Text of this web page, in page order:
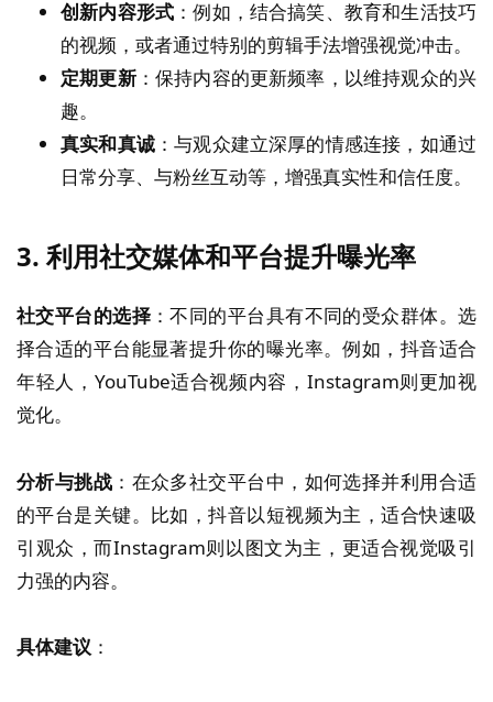
创新内容形式 ：例如，结合搞笑、教育和生活技巧
的视频，或者通过特别的剪辑手法增强视觉冲击。
定期更新：保持内容的更新频率，以维持观众的兴
趣。
真实和真诚：与观众建立深厚的情感连接，如通过
日常分享、与粉丝互动等，增强真实性和信任度。
3. 利用社交媒体和平台提升曝光率
社交平台的选择 ：不同的平台具有不同的受众群体。选
择合适的平台能显著提升你的曝光率。例如，抖音适合
年轻人，YouTube适合视频内容，Instagram则更加视
觉化。
分析与挑战 ：在众多社交平台中，如何选择并利用合适
的平台是关键。比如，抖音以短视频为主，适合快速吸
引观众，而Instagram则以图文为主，更适合视觉吸引
力强的内容。
具体建议 ：